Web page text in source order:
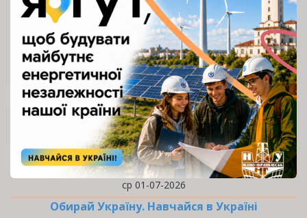
ср 01-07-2026
Обирай Україну. Навчайся в Україні